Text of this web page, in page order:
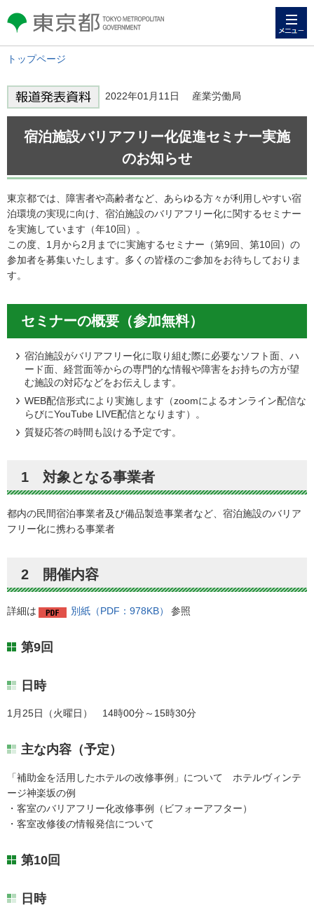
東京都 TOKYO METROPOLITAN
GOVERNMENT
トップページ
2022年01月11日 産業労働局
宿泊施設バリアフリー化促進セミナー実施
のお知らせ
東京都では、障害者や高齢者など、あらゆる方々が利用しやすい宿
泊環境の実現に向け、宿泊施設のバリアフリー化に関するセミナー
を実施しています（年10回）。
この度、1月から2月までに実施するセミナー（第9回、第10回）の
参加者を募集いたします。多くの皆様のご参加をお待ちしておりま
す。
セミナーの概要（参加無料）
宿泊施設がバリアフリー化に取り組む際に必要なソフト面、ハ
ード面、経営面等からの専門的な情報や障害をお持ちの方が望
む施設の対応などをお伝えします。
WEB配信形式により実施します（zoomによるオンライン配信な
らびにYouTube LIVE配信となります）。
質疑応答の時間も設ける予定です。
1 対象となる事業者
都内の民間宿泊事業者及び備品製造事業者など、宿泊施設のバリア
フリー化に携わる事業者
2 開催内容
詳細は 別紙（PDF：978KB） 参照
第9回
日時
1月25日（火曜日） 14時00分～15時30分
主な内容（予定）
「補助金を活用したホテルの改修事例」について ホテルヴィンテ
ージ神楽坂の例
・客室のバリアフリー化改修事例（ビフォーアフター）
・客室改修後の情報発信について
第10回
日時